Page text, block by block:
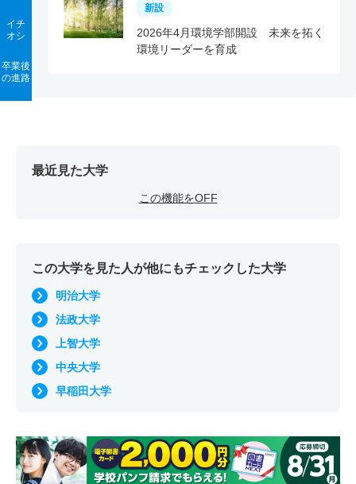
イチ
オシ
卒業後
の進路
新設
2026年4月環境学部開設 未来を拓く
環境リーダーを育成
最近見た大学
この機能をOFF
この大学を見た人が他にもチェックした大学
明治大学
法政大学
上智大学
中央大学
早稲田大学